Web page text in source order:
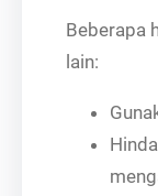
Beberapa
lain: